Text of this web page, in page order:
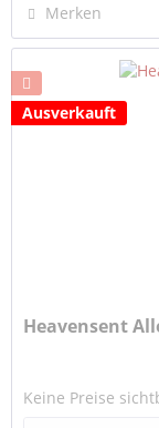
Merken
Ausverkauft
Heavensent
Keine Preise